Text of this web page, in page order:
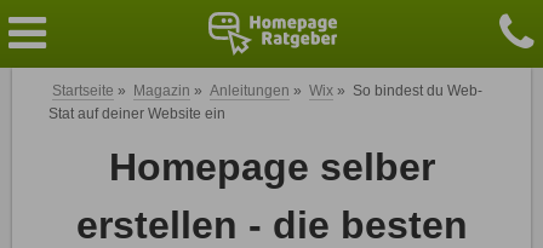
Startseite » Magazin » Anleitungen » Wix » So bindest du Web-
Stat auf deiner Website ein
Homepage selber
erstellen - die besten